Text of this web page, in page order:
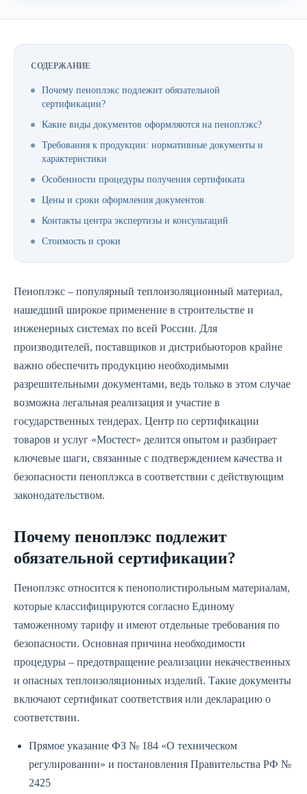
СОДЕРЖАНИЕ
Почему пеноплэкс подлежит обязательной
сертификации?
Какие виды документов оформляются на пеноплэкс?
Требования к продукции: нормативные документы и
характеристики
Особенности процедуры получения сертификата
Цены и сроки оформления документов
Контакты центра экспертизы и консультаций
Стоимость и сроки
Пеноплэкс – популярный теплоизоляционный материал,
нашедший широкое применение в строительстве и
инженерных системах по всей России. Для
производителей, поставщиков и дистрибьюторов крайне
важно обеспечить продукцию необходимыми
разрешительными документами, ведь только в этом случае
возможна легальная реализация и участие в
государственных тендерах. Центр по сертификации
товаров и услуг «Мостест» делится опытом и разбирает
ключевые шаги, связанные с подтверждением качества и
безопасности пеноплэкса в соответствии с действующим
законодательством.
Почему пеноплэкс подлежит
обязательной сертификации?
Пеноплэкс относится к пенополистирольным материалам,
которые классифицируются согласно Единому
таможенному тарифу и имеют отдельные требования по
безопасности. Основная причина необходимости
процедуры – предотвращение реализации некачественных
и опасных теплоизоляционных изделий. Такие документы
включают сертификат соответствия или декларацию о
соответствии.
Прямое указание ФЗ № 184 «О техническом
регулировании» и постановления Правительства РФ №
2425